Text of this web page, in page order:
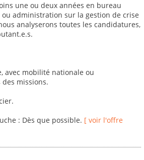
une ou deux années en bureau
ou administration sur la gestion de crise
analyserons toutes les candidatures,
avec mobilité nationale ou
missions.
: Dès que possible. [ voir l'offre